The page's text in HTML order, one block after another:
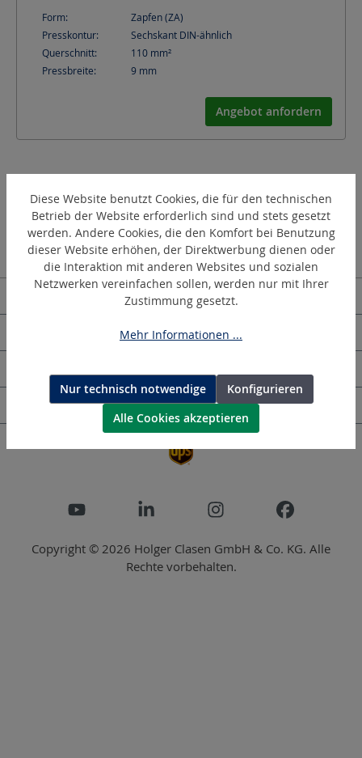
Form:
Zapfen (ZA)
Presskontur:
Sechskant DIN-ähnlich
Querschnitt:
110 mm²
Pressbreite:
9 mm
Angebot anfordern
Kontakt | Deutschland
HOLGER CLASEN
Newsletter
Copyright © 2026 Holger Clasen GmbH & Co. KG. Alle
Rechte vorbehalten.
Diese Website benutzt Cookies, die für den technischen
Betrieb der Website erforderlich sind und stets gesetzt
werden. Andere Cookies, die den Komfort bei Benutzung
dieser Website erhöhen, der Direktwerbung dienen oder
die Interaktion mit anderen Websites und sozialen
Netzwerken vereinfachen sollen, werden nur mit Ihrer
Zustimmung gesetzt.
Mehr Informationen ...
Nur technisch notwendige
Konfigurieren
Alle Cookies akzeptieren